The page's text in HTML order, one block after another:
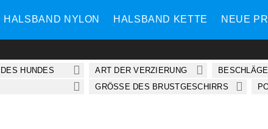
HALSBAND NYLON HALSBAND KETTE NEUE
HUNDES ART DER VERZIERUNG BESCHLÄGE
GRÖSSE DES BRUSTGESCHIRRS